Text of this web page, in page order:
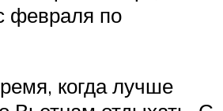
февраля по
когда лучше